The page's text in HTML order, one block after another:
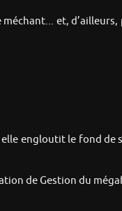
et,
engloutit le fond de
de Gestion du